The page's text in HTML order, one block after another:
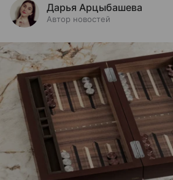
Дарья Арцыбашева
Автор новостей